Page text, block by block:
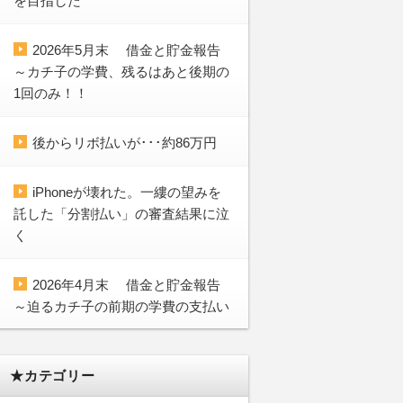
2026年5月末 借金と貯金報告
～カチ子の学費、残るはあと後期の
1回のみ！！
後からリボ払いが･･･約86万円
iPhoneが壊れた。一縷の望みを
託した「分割払い」の審査結果に泣
く
2026年4月末 借金と貯金報告
～迫るカチ子の前期の学費の支払い
★カテゴリー